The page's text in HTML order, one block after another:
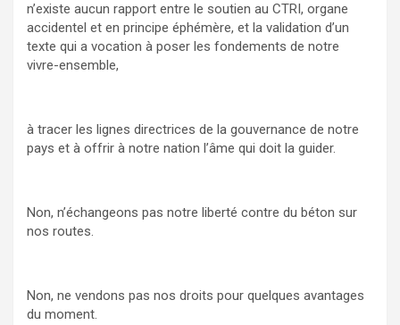
n’existe aucun rapport entre le soutien au CTRI, organe
accidentel et en principe éphémère, et la validation d’un
texte qui a vocation à poser les fondements de notre
vivre-ensemble,
à tracer les lignes directrices de la gouvernance de notre
pays et à offrir à notre nation l’âme qui doit la guider.
Non, n’échangeons pas notre liberté contre du béton sur
nos routes.
Non, ne vendons pas nos droits pour quelques avantages
du moment.